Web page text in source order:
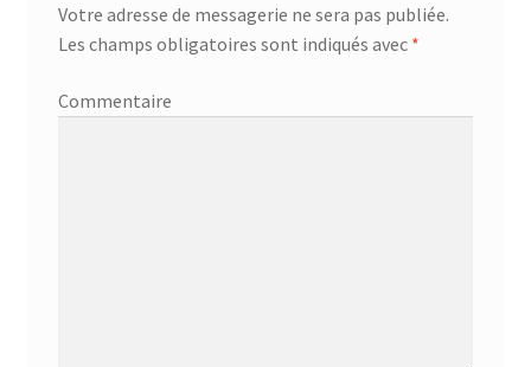
Votre adresse de messagerie ne sera pas publiée.
Les champs obligatoires sont indiqués avec *
Commentaire